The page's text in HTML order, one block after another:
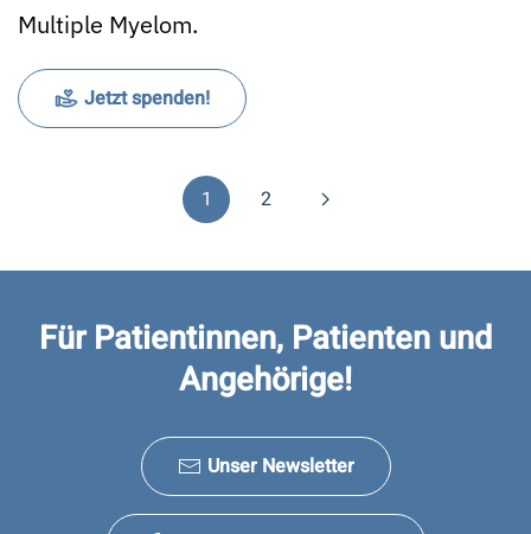
Multiple Myelom.
Jetzt spenden!
1 2
Für Patientinnen, Patienten und
Angehörige!
Unser Newsletter